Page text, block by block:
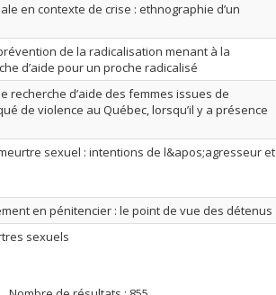
en contexte de crise : ethnographie d’un
de la radicalisation menant à la
d’aide pour un proche radicalisé
recherche d’aide des femmes issues de
de violence au Québec, lorsqu’il y a présence
sexuel : intentions de l&apos;agresseur et
en pénitencier : le point de vue des détenus
sexuels